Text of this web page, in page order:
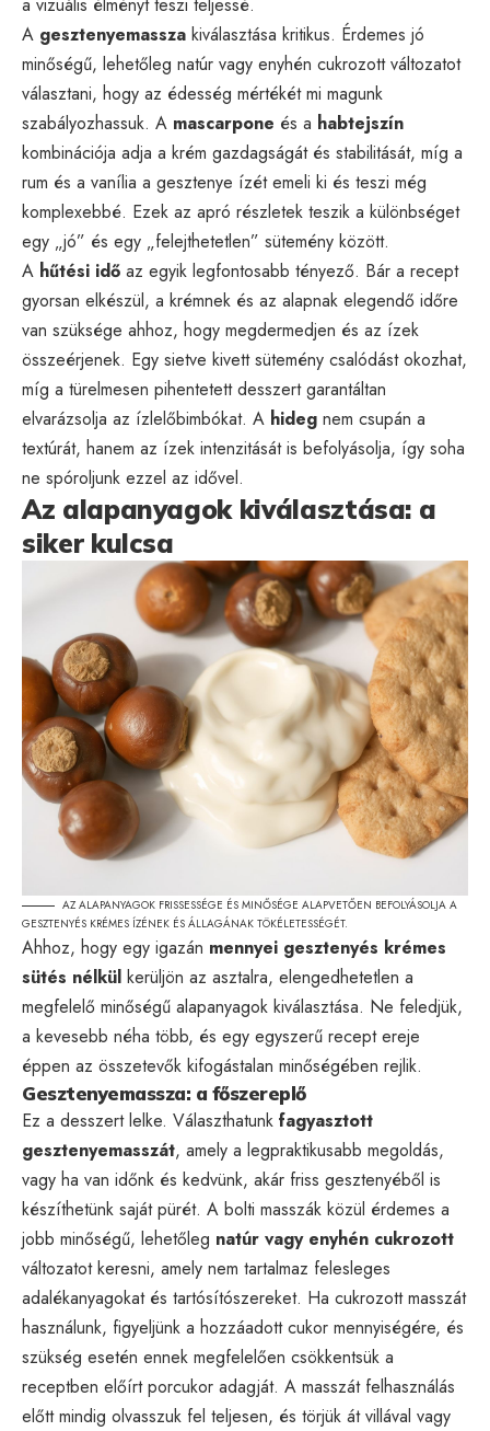
A gesztenyemassza kiválasztása kritikus. Érdemes jó
minőségű, lehetőleg natúr vagy enyhén cukrozott változatot
választani, hogy az édesség mértékét mi magunk
szabályozhassuk. A mascarpone és a habtejszín
kombinációja adja a krém gazdagságát és stabilitását, míg a
rum és a vanília a gesztenye ízét emeli ki és teszi még
komplexebbé. Ezek az apró részletek teszik a különbséget
egy „jó” és egy „felejthetetlen” sütemény között.
A hűtési idő az egyik legfontosabb tényező. Bár a recept
gyorsan elkészül, a krémnek és az alapnak elegendő időre
van szüksége ahhoz, hogy megdermedjen és az ízek
összeérjenek. Egy sietve kivett sütemény csalódást okozhat,
míg a türelmesen pihentetett desszert garantáltan
elvarázsolja az ízlelőbimbókat. A hideg nem csupán a
textúrát, hanem az ízek intenzitását is befolyásolja, így soha
ne spóroljunk ezzel az idővel.
Az alapanyagok kiválasztása: a
siker kulcsa
AZ ALAPANYAGOK FRISSESSÉGE ÉS MINŐSÉGE ALAPVETŐEN BEFOLYÁSOLJA A
GESZTENYÉS KRÉMES ÍZÉNEK ÉS ÁLLAGÁNAK TÖKÉLETESSÉGÉT.
Ahhoz, hogy egy igazán mennyei gesztenyés krémes
sütés nélkül kerüljön az asztalra, elengedhetetlen a
megfelelő minőségű alapanyagok kiválasztása. Ne feledjük,
a kevesebb néha több, és egy egyszerű recept ereje
éppen az összetevők kifogástalan minőségében rejlik.
Gesztenyemassza: a főszereplő
Ez a desszert lelke. Választhatunk fagyasztott
gesztenyemasszát, amely a legpraktikusabb megoldás,
vagy ha van időnk és kedvünk, akár friss gesztenyéből is
készíthetünk saját pürét. A bolti masszák közül érdemes a
jobb minőségű, lehetőleg natúr vagy enyhén cukrozott
változatot keresni, amely nem tartalmaz felesleges
adalékanyagokat és tartósítószereket. Ha cukrozott masszát
használunk, figyeljünk a hozzáadott cukor mennyiségére, és
szükség esetén ennek megfelelően csökkentsük a
receptben előírt porcukor adagját. A masszát felhasználás
előtt mindig olvasszuk fel teljesen, és törjük át villával vagy